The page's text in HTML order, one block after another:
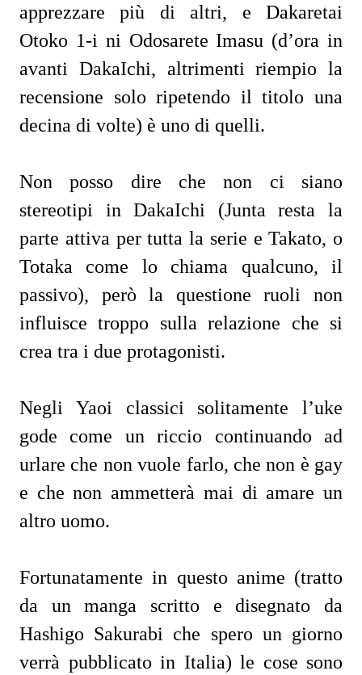
apprezzare più di altri, e Dakaretai
Otoko 1-i ni Odosarete Imasu (d’ora in
avanti DakaIchi, altrimenti riempio la
recensione solo ripetendo il titolo una
decina di volte) è uno di quelli.
Non posso dire che non ci siano
stereotipi in DakaIchi (Junta resta la
parte attiva per tutta la serie e Takato, o
Totaka come lo chiama qualcuno, il
passivo), però la questione ruoli non
influisce troppo sulla relazione che si
crea tra i due protagonisti.
Negli Yaoi classici solitamente l’uke
gode come un riccio continuando ad
urlare che non vuole farlo, che non è gay
e che non ammetterà mai di amare un
altro uomo.
Fortunatamente in questo anime (tratto
da un manga scritto e disegnato da
Hashigo Sakurabi che spero un giorno
verrà pubblicato in Italia) le cose sono